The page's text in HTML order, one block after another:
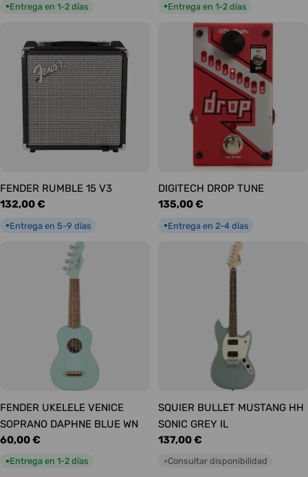
●Entrega en 1-2 días ●Entrega en 1-2 días
FENDER RUMBLE 15 V3
Precio
132,00 €
●Entrega en 5-9 días
DIGITECH DROP TUNE
Precio
135,00 €
●Entrega en 2-4 días
FENDER UKELELE VENICE
SOPRANO DAPHNE BLUE WN
Precio
habitual
60,00 €
●Entrega en 1-2 días
SQUIER BULLET MUSTANG HH
SONIC GREY IL
Precio
habitual
137,00 €
○Consultar disponibilidad